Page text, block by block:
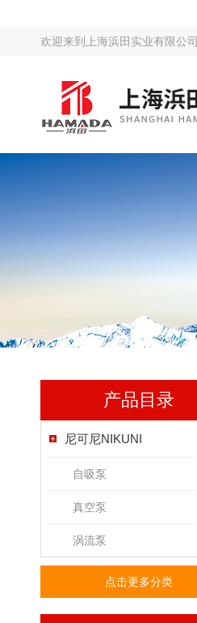
欢迎来到 上海浜田实业有限公司
产品目录
尼可尼NIKUNI
自吸泵
真空泵
涡流泵
点击更多分类